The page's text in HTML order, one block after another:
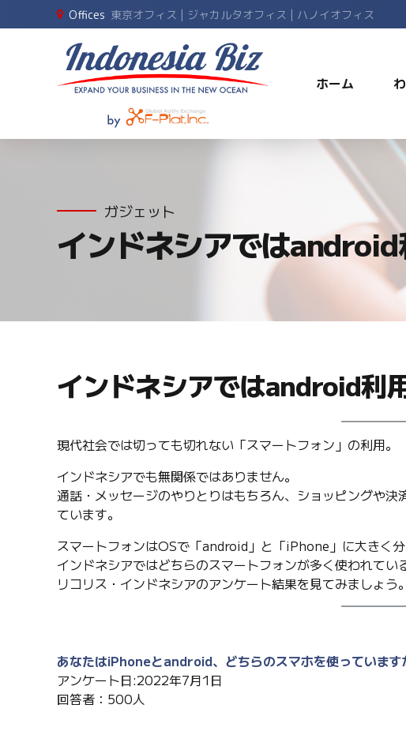
Offices 東京オフィス | ジャカルタオフィス | ハノイオフィス
ホーム
ガジェット
インドネシアでは
インドネシアではandroid利
現代社会では切っても切れない「スマートフォン」の利用。
インドネシアでも無関係ではありません。
通話・メッセージのやりとりはもちろん、ショッピングや
ています。
スマートフォンはOSで「android」と「iPhone」に大きく分
インドネシアではどちらのスマートフォンが多く使われてい
リコリス・インドネシアのアンケート結果を見てみましょう。
あなたはiPhoneとandroid、どちらのスマホを使っています
アンケート日:2022年7月1日
回答者：500人